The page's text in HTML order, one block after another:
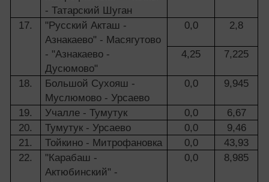
- Татарский Шуган
17.
"Русский Акташ -
Азнакаево" - Масягутово
- "Азнакаево -
Дусюмово"
0,0 2,8
4,25 7,225
18.
Большой Сухояш -
Муслюмово - Урсаево
0,0 9,945
19. Учалле - Тумутук 0,0
6,67
20.
Тумутук - Урсаево 0,0
9,46
21.
Тойкино - Митрофановка 0,0
43,93
22.
"Карабаш -
Актюбинский" -
0,0 8,985